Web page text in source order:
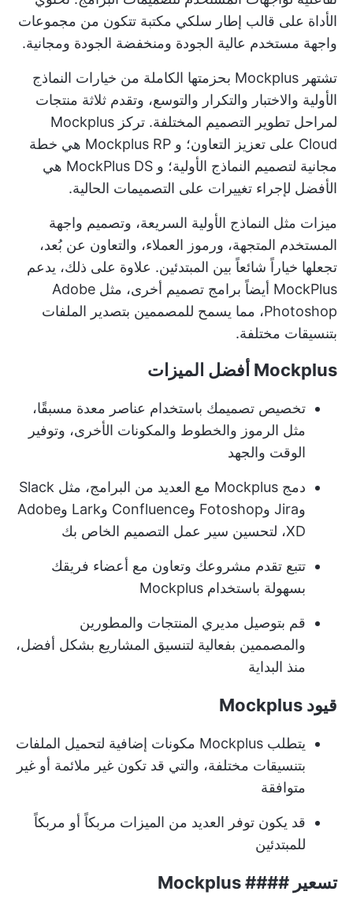
الأداة على قالب إطار سلكي مكتبة تتكون من مجموعات
واجهة مستخدم عالية الجودة ومنخفضة الجودة ومجانية.
تشتهر Mockplus بحزمتها الكاملة من خيارات النماذج
الأولية والاختبار والتكرار والتوسع، وتقدم ثلاثة منتجات
لمراحل تطوير التصميم المختلفة. تركز Mockplus
Cloud على تعزيز التعاون؛ و Mockplus RP هي خطة
مجانية لتصميم النماذج الأولية؛ و MockPlus DS هي
الأفضل لإجراء تغييرات على التصميمات الحالية.
ميزات مثل النماذج الأولية السريعة، وتصميم واجهة
المستخدم المتجهة، ورموز العملاء، والتعاون عن بُعد،
تجعلها خياراً شائعاً بين المبتدئين. علاوة على ذلك، يدعم
MockPlus أيضاً برامج تصميم أخرى، مثل Adobe
Photoshop، مما يسمح للمصممين بتصدير الملفات
بتنسيقات مختلفة.
Mockplus أفضل الميزات
تخصيص تصميمك باستخدام عناصر معدة مسبقًا،
مثل الرموز والخطوط والمكونات الأخرى، وتوفير
الوقت والجهد
دمج Mockplus مع العديد من البرامج، مثل Slack
وJira وFotoshop وConfluence وLark وAdobe
XD، لتحسين سير عمل التصميم الخاص بك
تتبع تقدم مشروعك وتعاون مع أعضاء فريقك
بسهولة باستخدام Mockplus
قم بتوصيل مديري المنتجات والمطورين
والمصممين بفعالية لتنسيق المشاريع بشكل أفضل،
منذ البداية
قيود Mockplus
يتطلب Mockplus مكونات إضافية لتحميل الملفات
بتنسيقات مختلفة، والتي قد تكون غير ملائمة أو غير
متوافقة
قد يكون توفر العديد من الميزات مربكاً أو مربكاً
للمبتدئين
تسعير #### Mockplus